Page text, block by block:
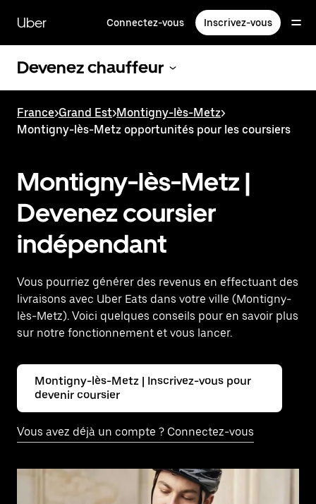
contenu
principal
Uber Connectez-vous Inscrivez-vous
Devenez chauffeur
France>Grand Est>Montigny-lès-Metz>
Montigny-lès-Metz opportunités pour les coursiers
Montigny-lès-Metz |
Devenez coursier
indépendant
Vous pourriez générer des revenus en effectuant des
livraisons avec Uber Eats dans votre ville (Montigny-
lès-Metz). Voici quelques conseils pour en savoir plus
sur notre fonctionnement et vous lancer.
Montigny-lès-Metz | Inscrivez-vous pour
devenir coursier
Vous avez déjà un compte ? Connectez-vous